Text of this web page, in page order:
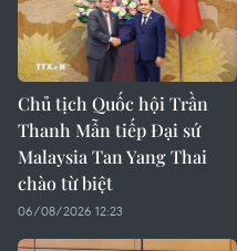
Chủ tịch Quốc hội Trần
Thanh Mẫn tiếp Đại sứ
Malaysia Tan Yang Thai
chào từ biệt
06/08/2026 12:23